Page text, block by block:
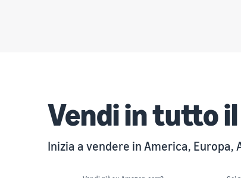
Vendi in tutto
Inizia a vendere in America,